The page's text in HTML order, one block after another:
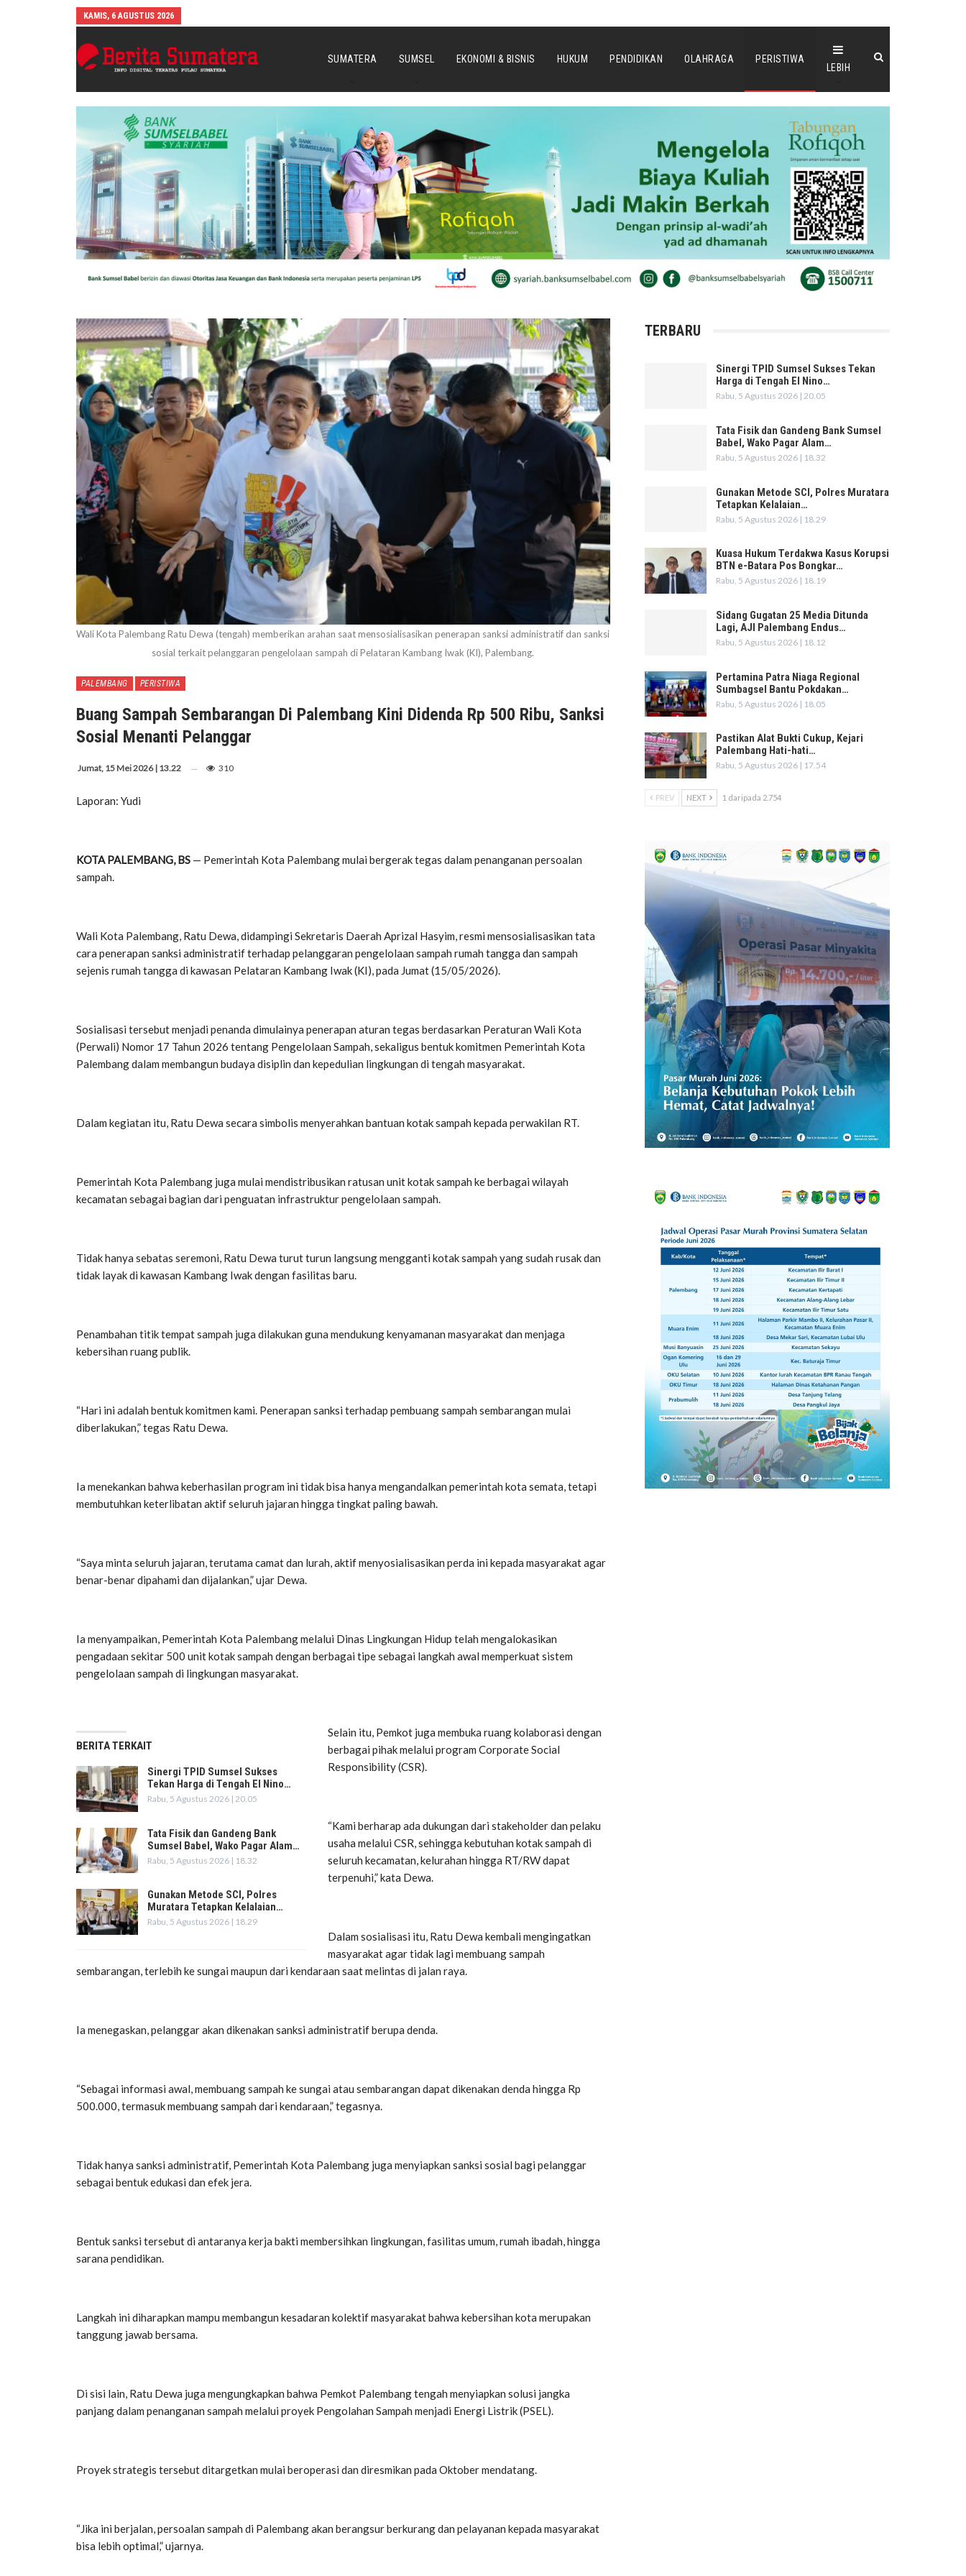
KAMIS, 6 AGUSTUS 2026
SUMATERA SUMSEL EKONOMI & BISNIS HUKUM PENDIDIKAN OLAHRAGA PERISTIWA
LEBIH
Wali Kota Palembang Ratu Dewa (tengah) memberikan arahan saat mensosialisasikan penerapan sanksi administratif dan sanksi
sosial terkait pelanggaran pengelolaan sampah di Pelataran Kambang Iwak (KI), Palembang.
PALEMBANG PERISTIWA
Buang Sampah Sembarangan Di Palembang Kini Didenda Rp 500 Ribu, Sanksi
Sosial Menanti Pelanggar
Jumat, 15 Mei 2026 | 13.22 310
Laporan: Yudi
KOTA PALEMBANG, BS — Pemerintah Kota Palembang mulai bergerak tegas dalam penanganan persoalan
sampah.
Wali Kota Palembang, Ratu Dewa, didampingi Sekretaris Daerah Aprizal Hasyim, resmi mensosialisasikan tata
cara penerapan sanksi administratif terhadap pelanggaran pengelolaan sampah rumah tangga dan sampah
sejenis rumah tangga di kawasan Pelataran Kambang Iwak (KI), pada Jumat (15/05/2026).
Sosialisasi tersebut menjadi penanda dimulainya penerapan aturan tegas berdasarkan Peraturan Wali Kota
(Perwali) Nomor 17 Tahun 2026 tentang Pengelolaan Sampah, sekaligus bentuk komitmen Pemerintah Kota
Palembang dalam membangun budaya disiplin dan kepedulian lingkungan di tengah masyarakat.
Dalam kegiatan itu, Ratu Dewa secara simbolis menyerahkan bantuan kotak sampah kepada perwakilan RT.
Pemerintah Kota Palembang juga mulai mendistribusikan ratusan unit kotak sampah ke berbagai wilayah
kecamatan sebagai bagian dari penguatan infrastruktur pengelolaan sampah.
Tidak hanya sebatas seremoni, Ratu Dewa turut turun langsung mengganti kotak sampah yang sudah rusak dan
tidak layak di kawasan Kambang Iwak dengan fasilitas baru.
Penambahan titik tempat sampah juga dilakukan guna mendukung kenyamanan masyarakat dan menjaga
kebersihan ruang publik.
“Hari ini adalah bentuk komitmen kami. Penerapan sanksi terhadap pembuang sampah sembarangan mulai
diberlakukan,” tegas Ratu Dewa.
Ia menekankan bahwa keberhasilan program ini tidak bisa hanya mengandalkan pemerintah kota semata, tetapi
membutuhkan keterlibatan aktif seluruh jajaran hingga tingkat paling bawah.
“Saya minta seluruh jajaran, terutama camat dan lurah, aktif menyosialisasikan perda ini kepada masyarakat agar
benar-benar dipahami dan dijalankan,” ujar Dewa.
Ia menyampaikan, Pemerintah Kota Palembang melalui Dinas Lingkungan Hidup telah mengalokasikan
pengadaan sekitar 500 unit kotak sampah dengan berbagai tipe sebagai langkah awal memperkuat sistem
pengelolaan sampah di lingkungan masyarakat.
BERITA TERKAIT
Sinergi TPID Sumsel Sukses
Tekan Harga di Tengah El Nino…
Rabu, 5 Agustus 2026 | 20.05
Tata Fisik dan Gandeng Bank
Sumsel Babel, Wako Pagar Alam…
Rabu, 5 Agustus 2026 | 18.32
Gunakan Metode SCI, Polres
Muratara Tetapkan Kelalaian…
Rabu, 5 Agustus 2026 | 18.29
Selain itu, Pemkot juga membuka ruang kolaborasi dengan
berbagai pihak melalui program Corporate Social
Responsibility (CSR).
“Kami berharap ada dukungan dari stakeholder dan pelaku
usaha melalui CSR, sehingga kebutuhan kotak sampah di
seluruh kecamatan, kelurahan hingga RT/RW dapat
terpenuhi,” kata Dewa.
Dalam sosialisasi itu, Ratu Dewa kembali mengingatkan
masyarakat agar tidak lagi membuang sampah
sembarangan, terlebih ke sungai maupun dari kendaraan saat melintas di jalan raya.
Ia menegaskan, pelanggar akan dikenakan sanksi administratif berupa denda.
“Sebagai informasi awal, membuang sampah ke sungai atau sembarangan dapat dikenakan denda hingga Rp
500.000, termasuk membuang sampah dari kendaraan,” tegasnya.
Tidak hanya sanksi administratif, Pemerintah Kota Palembang juga menyiapkan sanksi sosial bagi pelanggar
sebagai bentuk edukasi dan efek jera.
Bentuk sanksi tersebut di antaranya kerja bakti membersihkan lingkungan, fasilitas umum, rumah ibadah, hingga
sarana pendidikan.
Langkah ini diharapkan mampu membangun kesadaran kolektif masyarakat bahwa kebersihan kota merupakan
tanggung jawab bersama.
Di sisi lain, Ratu Dewa juga mengungkapkan bahwa Pemkot Palembang tengah menyiapkan solusi jangka
panjang dalam penanganan sampah melalui proyek Pengolahan Sampah menjadi Energi Listrik (PSEL).
Proyek strategis tersebut ditargetkan mulai beroperasi dan diresmikan pada Oktober mendatang.
“Jika ini berjalan, persoalan sampah di Palembang akan berangsur berkurang dan pelayanan kepada masyarakat
bisa lebih optimal,” ujarnya.
TERBARU
Sinergi TPID Sumsel Sukses Tekan
Harga di Tengah El Nino…
Rabu, 5 Agustus 2026 | 20.05
Tata Fisik dan Gandeng Bank Sumsel
Babel, Wako Pagar Alam…
Rabu, 5 Agustus 2026 | 18.32
Gunakan Metode SCI, Polres Muratara
Tetapkan Kelalaian…
Rabu, 5 Agustus 2026 | 18.29
Kuasa Hukum Terdakwa Kasus Korupsi
BTN e-Batara Pos Bongkar…
Rabu, 5 Agustus 2026 | 18.19
Sidang Gugatan 25 Media Ditunda
Lagi, AJI Palembang Endus…
Rabu, 5 Agustus 2026 | 18.12
Pertamina Patra Niaga Regional
Sumbagsel Bantu Pokdakan…
Rabu, 5 Agustus 2026 | 18.05
Pastikan Alat Bukti Cukup, Kejari
Palembang Hati-hati…
Rabu, 5 Agustus 2026 | 17.54
PREV NEXT 1 daripada 2.754